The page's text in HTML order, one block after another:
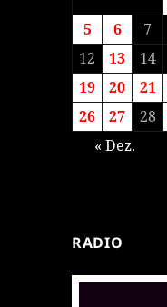
5
6 7
12
13 14
19
20 21
26
27 28
« Dez.
RADIO